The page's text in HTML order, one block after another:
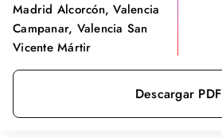
Madrid Alcorcón, Valencia
Campanar, Valencia San
Vicente Mártir
Descargar PDF